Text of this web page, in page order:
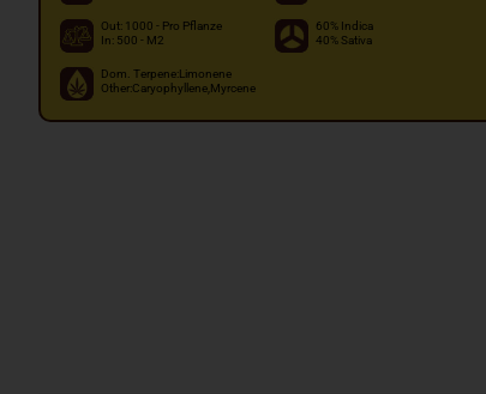
Out: 1000 - Pro Pflanze
In: 500 - M2
60% Indica
40% Sativa
Dom. Terpene:Limonene
Other:Caryophyllene,Myrcene